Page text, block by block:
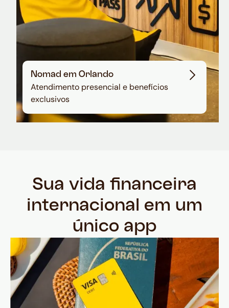
Nomad em Orlando
Atendimento presencial e benefícios
exclusivos
Sua vida financeira
internacional em um
único app